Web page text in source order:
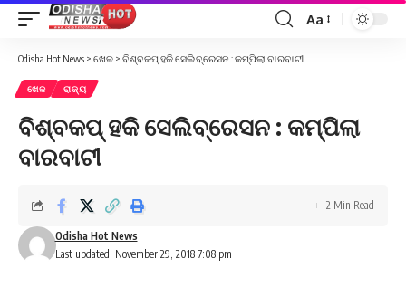
Font
Aa
Odisha Hot News > ଖେଳ > ବିଶ୍ବକପ୍‌ ହକି ସେଲିବ୍ରେସନ : କମ୍ପିଲା ବାରବାଟୀ
ଖେଳ ରାଜ୍ୟ
ବିଶ୍ବକପ୍‌ ହକି ସେଲିବ୍ରେସନ : କମ୍ପିଲା
ବାରବାଟୀ
Last updated: November 29, 2018 7:08 pm
Odisha Hot News
2 Min Read